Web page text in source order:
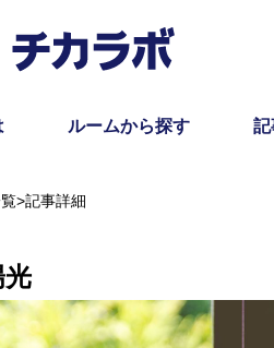
ルームから探す 記
>記事詳細
光